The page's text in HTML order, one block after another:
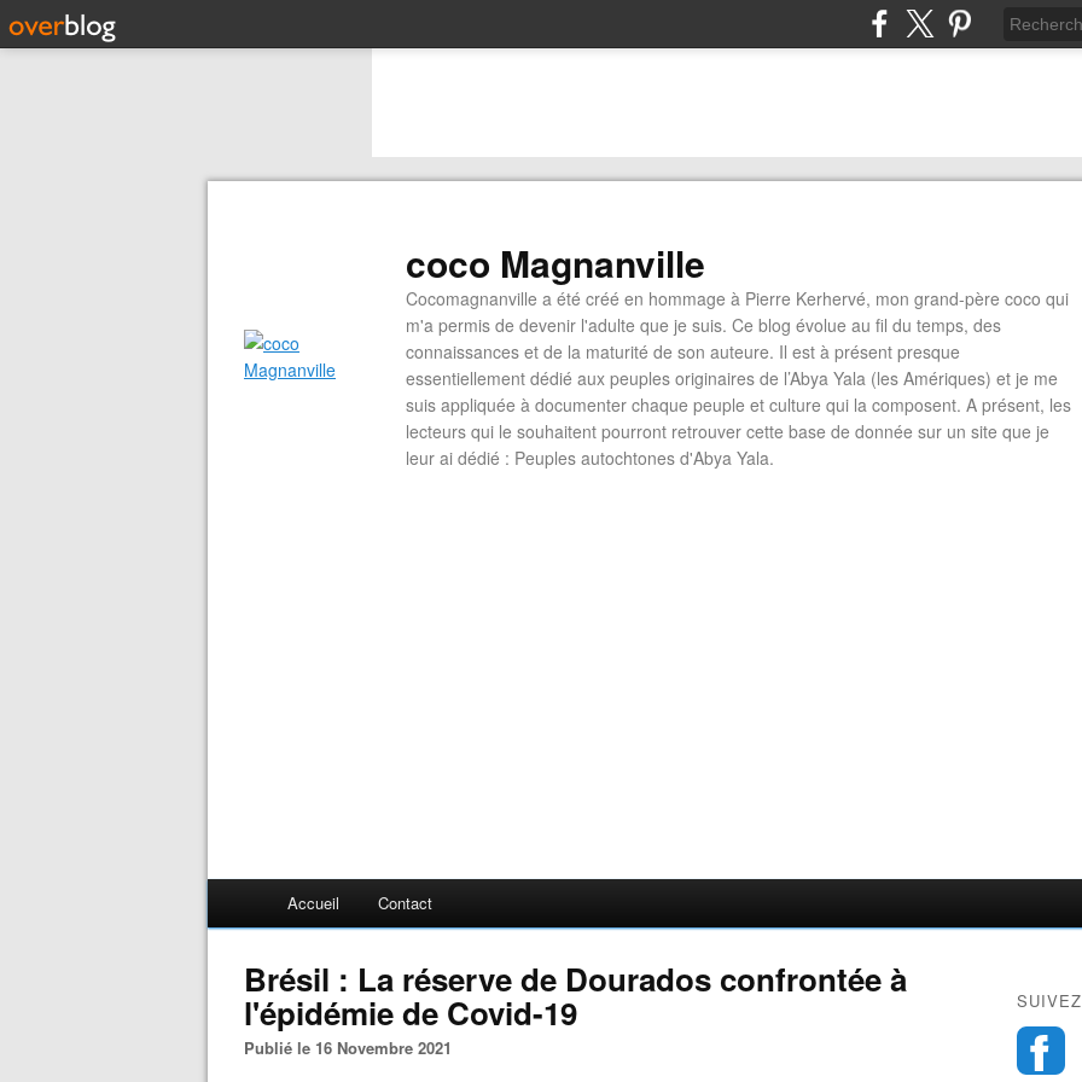
coco Magnanville
Cocomagnanville a été créé en hommage à Pierre Kerhervé, mon grand-père coco qui
m'a permis de devenir l'adulte que je suis. Ce blog évolue au fil du temps, des
connaissances et de la maturité de son auteure. Il est à présent presque
essentiellement dédié aux peuples originaires de l’Abya Yala (les Amériques) et je me
suis appliquée à documenter chaque peuple et culture qui la composent. A présent, les
lecteurs qui le souhaitent pourront retrouver cette base de donnée sur un site que je
leur ai dédié : Peuples autochtones d'Abya Yala.
Accueil Contact
Brésil : La réserve de Dourados confrontée à
l'épidémie de Covid-19
Publié le 16 Novembre 2021